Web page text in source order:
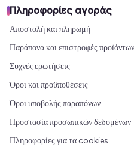
Πληροφορίες αγοράς
Αποστολή και πληρωμή
Παράπονα και επιστροφές προϊόντων
Συχνές ερωτήσεις
Όροι και προϋποθέσεις
Όροι υποβολής παραπόνων
Προστασία προσωπικών δεδομένων
Πληροφορίες για τα cookies